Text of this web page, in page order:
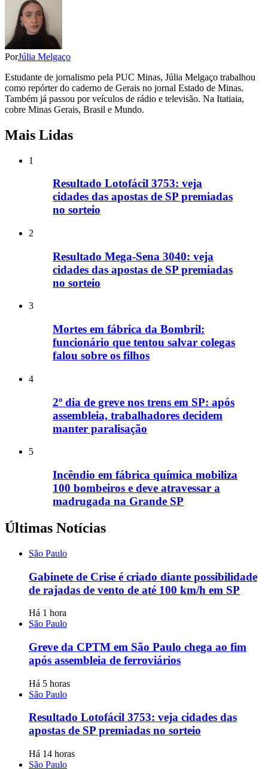
PorJúlia Melgaço
Estudante de jornalismo pela PUC Minas, Júlia Melgaço trabalhou
como repórter do caderno de Gerais no jornal Estado de Minas.
Também já passou por veículos de rádio e televisão. Na Itatiaia,
cobre Minas Gerais, Brasil e Mundo.
Mais Lidas
1
Resultado Lotofácil 3753: veja
cidades das apostas de SP premiadas
no sorteio
2
Resultado Mega-Sena 3040: veja
cidades das apostas de SP premiadas
no sorteio
3
Mortes em fábrica da Bombril:
funcionário que tentou salvar colegas
falou sobre os filhos
4
2º dia de greve nos trens em SP: após
assembleia, trabalhadores decidem
manter paralisação
5
Incêndio em fábrica química mobiliza
100 bombeiros e deve atravessar a
madrugada na Grande SP
Últimas Notícias
São Paulo
Gabinete de Crise é criado diante possibilidade
de rajadas de vento de até 100 km/h em SP
Há 1 hora
São Paulo
Greve da CPTM em São Paulo chega ao fim
após assembleia de ferroviários
Há 5 horas
São Paulo
Resultado Lotofácil 3753: veja cidades das
apostas de SP premiadas no sorteio
Há 14 horas
São Paulo